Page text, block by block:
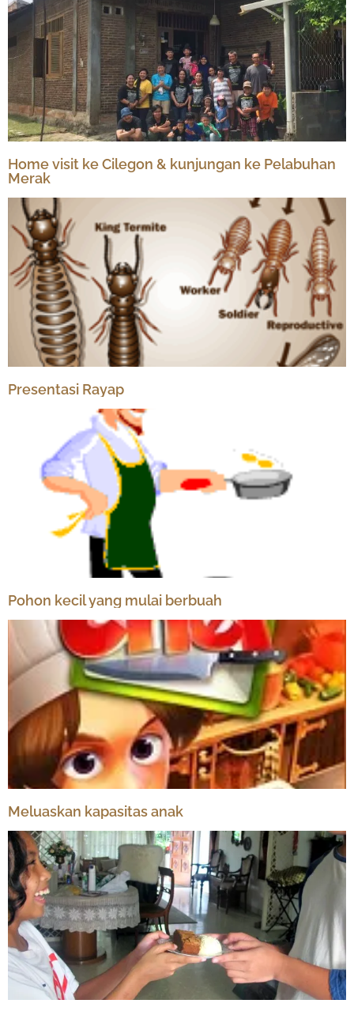
Home visit ke Cilegon & kunjungan ke Pelabuhan
Merak
Presentasi Rayap
Pohon kecil yang mulai berbuah
Meluaskan kapasitas anak